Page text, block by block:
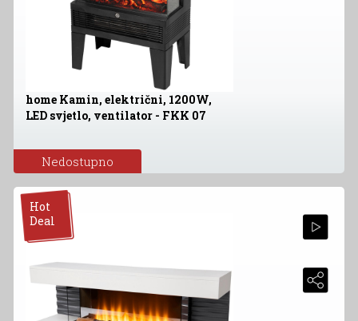
home Kamin, električni, 1200W,
LED svjetlo, ventilator - FKK 07
Nedostupno
Hot
Deal